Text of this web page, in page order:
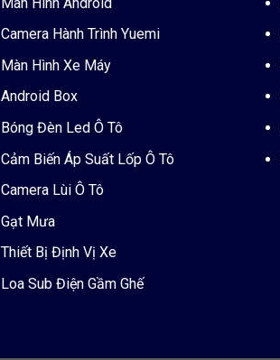
Camera Hành Trình Yuemi
Màn Hình Xe Máy
Android Box
Bóng Đèn Led Ô Tô
Cảm Biến Áp Suất Lốp Ô Tô
Camera Lùi Ô Tô
Gạt Mưa
Thiết Bị Định Vị Xe
Loa Sub Điện Gầm Ghế